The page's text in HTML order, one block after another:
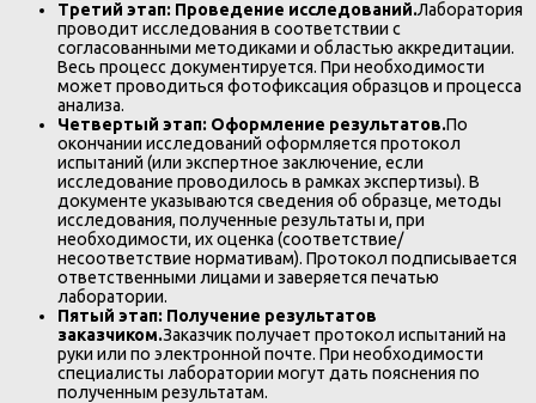
Третий этап: Проведение исследований.Лаборатория
проводит исследования в соответствии с
согласованными методиками и областью аккредитации.
Весь процесс документируется. При необходимости
может проводиться фотофиксация образцов и процесса
анализа.
Четвертый этап: Оформление результатов.По
окончании исследований оформляется протокол
испытаний (или экспертное заключение, если
исследование проводилось в рамках экспертизы). В
документе указываются сведения об образце, методы
исследования, полученные результаты и, при
необходимости, их оценка (соответствие/
несоответствие нормативам). Протокол подписывается
ответственными лицами и заверяется печатью
лаборатории.
Пятый этап: Получение результатов
заказчиком.Заказчик получает протокол испытаний на
руки или по электронной почте. При необходимости
специалисты лаборатории могут дать пояснения по
полученным результатам.